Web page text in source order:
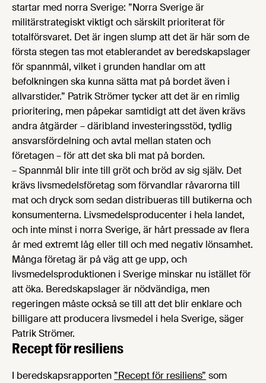
startar med norra Sverige: ”Norra Sverige är
militärstrategiskt viktigt och särskilt prioriterat för
totalförsvaret. Det är ingen slump att det är här som de
första stegen tas mot etablerandet av beredskapslager
för spannmål, vilket i grunden handlar om att
befolkningen ska kunna sätta mat på bordet även i
allvarstider.” Patrik Strömer tycker att det är en rimlig
prioritering, men påpekar samtidigt att det även krävs
andra åtgärder – däribland investeringsstöd, tydlig
ansvarsfördelning och avtal mellan staten och
företagen – för att det ska bli mat på borden.
– Spannmål blir inte till gröt och bröd av sig själv. Det
krävs livsmedelsföretag som förvandlar råvarorna till
mat och dryck som sedan distribueras till butikerna och
konsumenterna. Livsmedelsproducenter i hela landet,
och inte minst i norra Sverige, är hårt pressade av flera
år med extremt låg eller till och med negativ lönsamhet.
Många företag är på väg att ge upp, och
livsmedelsproduktionen i Sverige minskar nu istället för
att öka. Beredskapslager är nödvändiga, men
regeringen måste också se till att det blir enklare och
billigare att producera livsmedel i hela Sverige, säger
Patrik Strömer.
Recept för resiliens
I beredskapsrapporten ”Recept för resiliens” som